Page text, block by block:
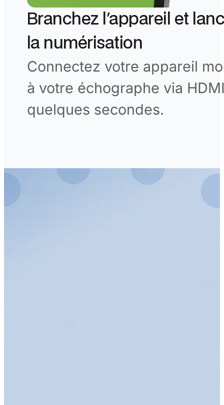
Branchez l'appareil et
la numérisation
Connectez votre appareil
à votre échographe via
quelques secondes.